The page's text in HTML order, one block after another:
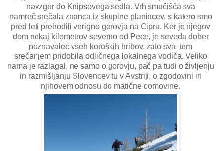
navzgor do Knipsovega sedla. Vrh smučišča sva
namreč srečala znanca iz skupine planincev, s katero smo
pred leti prehodili verigno gorovja na Cipru. Ker je njegov
dom nekaj kilometrov severno od Pece, je seveda dober
poznavalec vseh koroških hribov, zato sva tem
srečanjem pridobila odličnega lokalnega vodiča. Veliko
nama je razlagal, ne samo o gorovju, pač pa tudi o življenju
in razmišljanju Slovencev tu v Avstriji, o zgodovini in
njihovem odnosu do matične domovine.